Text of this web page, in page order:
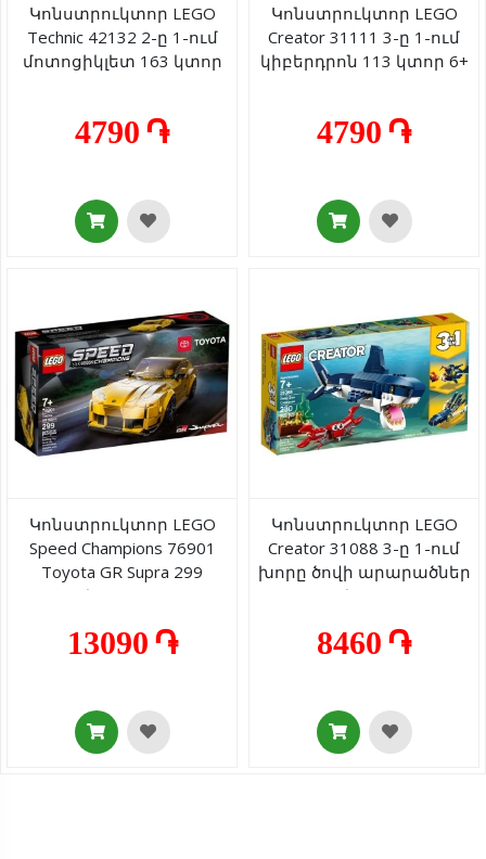
Կոնստրուկտոր LEGO
Technic 42132 2-ը 1-ում
մոտոցիկլետ 163 կտոր
4790 ֏
Կոնստրուկտոր LEGO
Creator 31111 3-ը 1-ում
կիբերդրոն 113 կտոր 6+
4790 ֏
Կոնստրուկտոր LEGO
Speed Champions 76901
Toyota GR Supra 299
կտոր 7+
13090 ֏
Կոնստրուկտոր LEGO
Creator 31088 3-ը 1-ում
խորը ծովի արարածներ
230 կտոր 7+
8460 ֏